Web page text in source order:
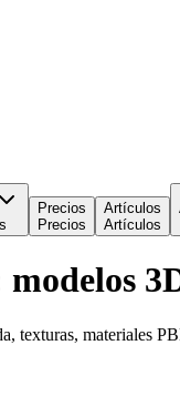
Precios
Precios
Artículos
Artículos
texturas, materiales